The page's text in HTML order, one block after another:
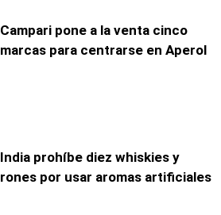
Campari pone a la venta cinco
marcas para centrarse en Aperol
India prohíbe diez whiskies y
rones por usar aromas artificiales